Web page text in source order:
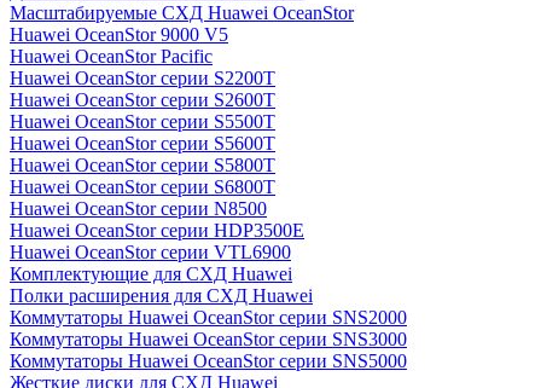
Масштабируемые СХД Huawei OceanStor
Huawei OceanStor 9000 V5
Huawei OceanStor Pacific
Huawei OceanStor серии S2200T
Huawei OceanStor серии S2600T
Huawei OceanStor серии S5500T
Huawei OceanStor серии S5600T
Huawei OceanStor серии S5800T
Huawei OceanStor серии S6800T
Huawei OceanStor серии N8500
Huawei OceanStor серии HDP3500E
Huawei OceanStor серии VTL6900
Комплектующие для СХД Huawei
Полки расширения для СХД Huawei
Коммутаторы Huawei OceanStor серии SNS2000
Коммутаторы Huawei OceanStor серии SNS3000
Коммутаторы Huawei OceanStor серии SNS5000
Жесткие диски для СХД Huawei